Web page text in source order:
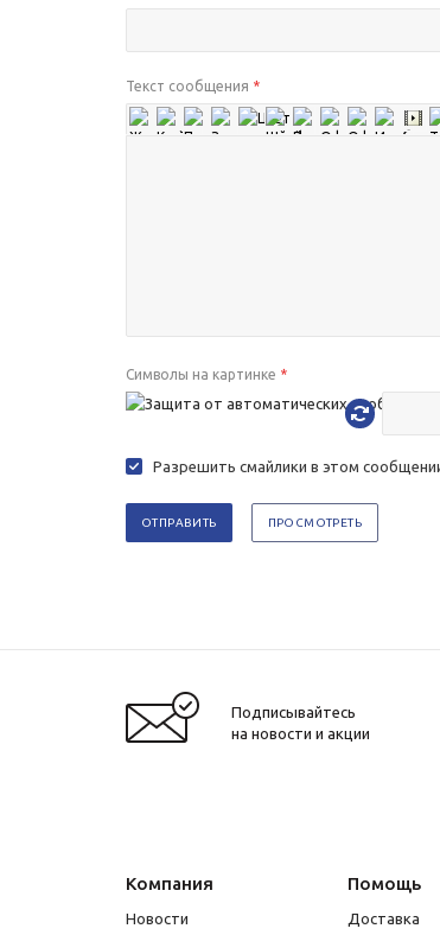
Текст сообщения *
Символы на картинке *
Разрешить смайлики в этом
Подписывайтесь
на новости и акции
Компания Помощь
Новости Доставка